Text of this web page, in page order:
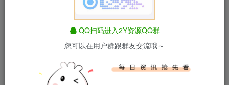
QQ扫码进入2Y资源QQ群
您可以在用户群跟群友交流哦～